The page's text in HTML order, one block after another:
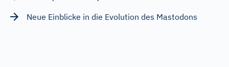
Neue Einblicke in die Evolution des Mastodons